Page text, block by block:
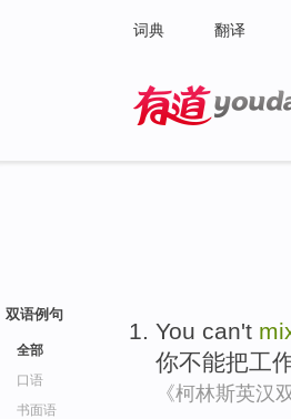
词典 翻译
双语例句
全部
口语
书面语
You can't
你不能把工
《柯林斯英汉